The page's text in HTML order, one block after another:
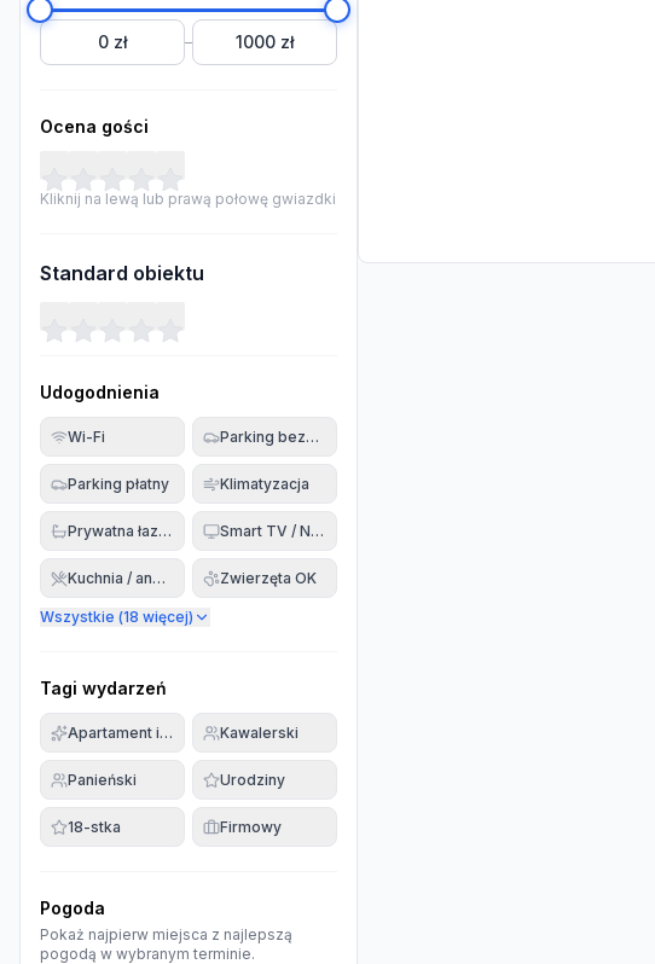
0 zł – 1000 zł
Ocena gości
Kliknij na lewą lub prawą połowę gwiazdki
Standard obiektu
Udogodnienia
Wi-Fi Parking bezpłatny
Parking płatny Klimatyzacja
Prywatna łazienka Smart TV / Netflix
Kuchnia / aneks Zwierzęta OK
Wszystkie (18 więcej)
Tagi wydarzeń
Apartament imprezowyKawalerski
Panieński Urodziny
18-stka Firmowy
Pogoda
Pokaż najpierw miejsca z najlepszą
pogodą w wybranym terminie.